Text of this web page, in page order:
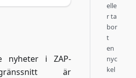
nyheter i ZAP-
är
elle
r ta
bor
t
en
nyc
kel